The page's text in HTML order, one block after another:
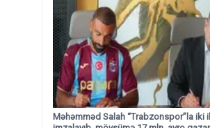
Məhəmməd Salah “Trabzonspor”la iki